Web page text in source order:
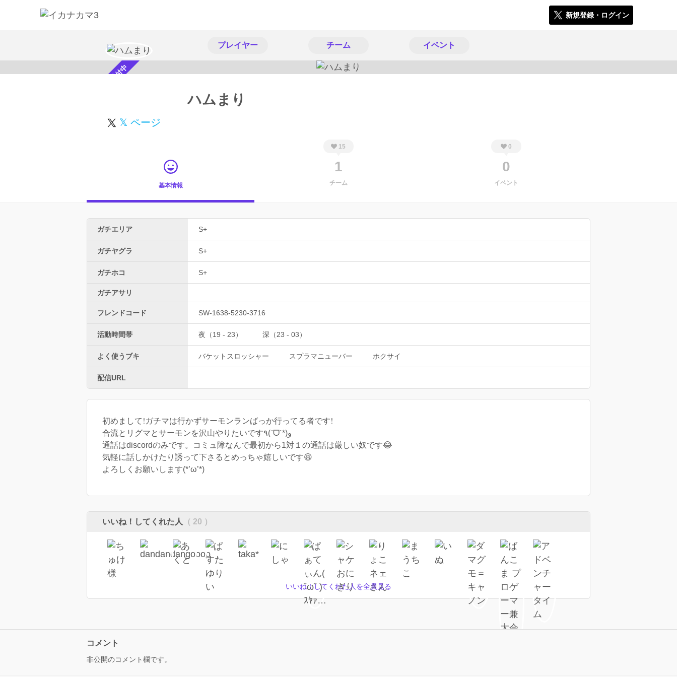
新規登録・ログイン
プレイヤー チーム イベント
スカウト受付中 ハムまり
𝕏 ページ
基本情報
15
1
チーム
0
0
イベント
ガチエリア S+
ガチヤグラ S+
ガチホコ S+
ガチアサリ
フレンドコード SW-1638-5230-3716
活動時間帯 夜（19 - 23） 深（23 - 03）
よく使うブキ バケットスロッシャー スプラマニューバー ホクサイ
配信URL
初めまして!ガチマは行かずサーモンランばっか行ってる者です!
合流とリグマとサーモンを沢山やりたいです٩(ˊᗜˋ*)و
通話はdiscordのみです。コミュ障なんで最初から1対１の通話は厳しい奴です😂
気軽に話しかけたり誘って下さるとめっちゃ嬉しいです😆
よろしくお願いします(*’ω’*)
いいね！してくれた人 （ 20 ）
いいね！してくれた人を全員見る
コメント
非公開のコメント欄です。